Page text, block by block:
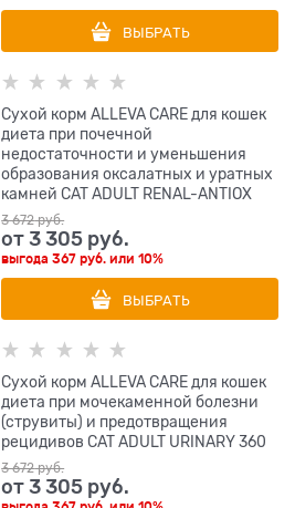
ВЫБРАТЬ
Сухой корм ALLEVA CARE для кошек
диета при почечной
недостаточности и уменьшения
образования оксалатных и уратных
камней CAT ADULT RENAL-ANTIOX
3 672 руб.
от3 305 руб.
выгода367 руб. или10%
ВЫБРАТЬ
Сухой корм ALLEVA CARE для кошек
диета при мочекаменной болезни
(струвиты) и предотвращения
рецидивов CAT ADULT URINARY 360
3 672 руб.
от3 305 руб.